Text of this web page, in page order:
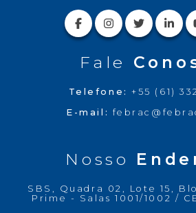
Fale
Telefone:
+55 (61)
E-mail:
Nosso
SBS, Quadra 02, Lote 15,
Prime - Salas 1001/1002 /